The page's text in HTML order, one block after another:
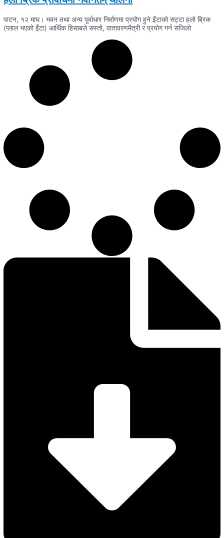
पाटन, १२ माघ। भवन तथा अन्य पूर्वाधार निर्माणमा प्रयोग हुने इँटाको सट्टा हलो ब्रिक
(प्लाल भएको इँटा) आर्थिक हिसाबले सस्तो, वातावरणमैत्री र प्रयोग गर्न सजिलो